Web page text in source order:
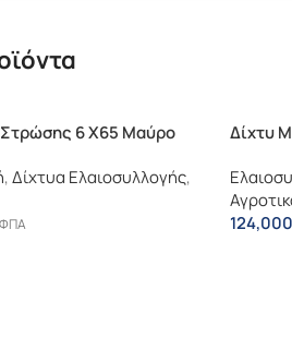
6 Χ65 Μαύρο
,Δίχτυα Ελαιοσυλλογής,
Δίχτυ
124,000